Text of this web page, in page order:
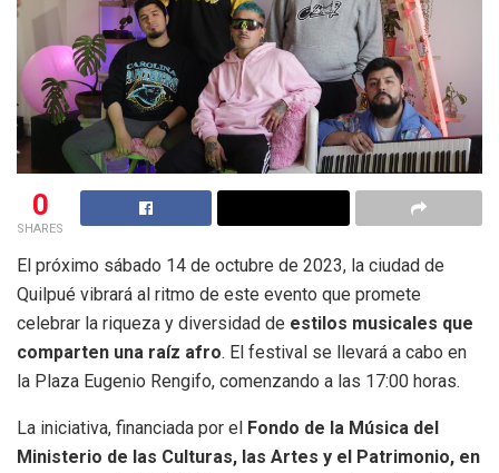
0
SHARES
El próximo sábado 14 de octubre de 2023, la ciudad de
Quilpué vibrará al ritmo de este evento que promete
celebrar la riqueza y diversidad de estilos musicales que
comparten una raíz afro. El festival se llevará a cabo en
la Plaza Eugenio Rengifo, comenzando a las 17:00 horas.
La iniciativa, financiada por el Fondo de la Música del
Ministerio de las Culturas, las Artes y el Patrimonio, en